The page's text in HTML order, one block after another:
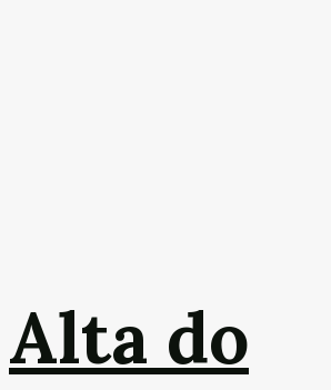
Alta do